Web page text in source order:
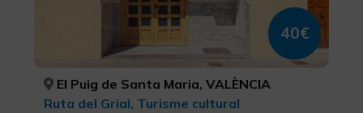
40€
El Puig de Santa Maria, VALÈNCIA
Ruta del Grial, Turisme cultural